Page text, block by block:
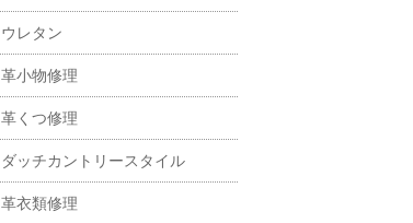
ウレタン
革小物修理
革くつ修理
ダッチカントリースタイル
革衣類修理